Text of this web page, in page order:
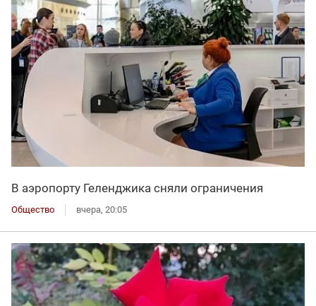
В аэропорту Геленджика сняли ограничения
Общество вчера, 20:05